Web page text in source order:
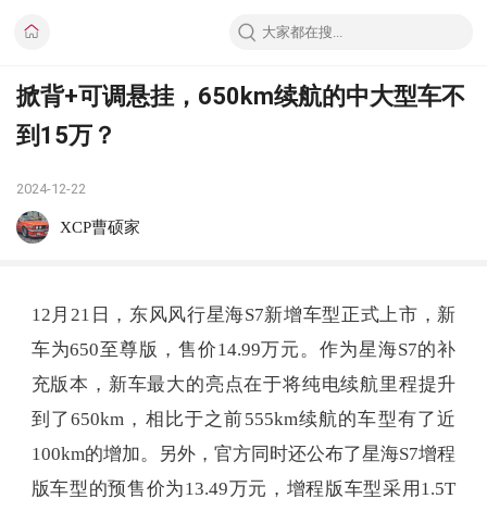
掀背+可调悬挂，650km续航的中大型车不
到15万？
2024-12-22
XCP曹硕家
12月21日，东风风行星海S7新增车型正式上市，新
车为650至尊版，售价14.99万元。作为星海S7的补
充版本，新车最大的亮点在于将纯电续航里程提升
到了650km，相比于之前555km续航的车型有了近
100km的增加。另外，官方同时还公布了星海S7增程
版车型的预售价为13.49万元，增程版车型采用1.5T